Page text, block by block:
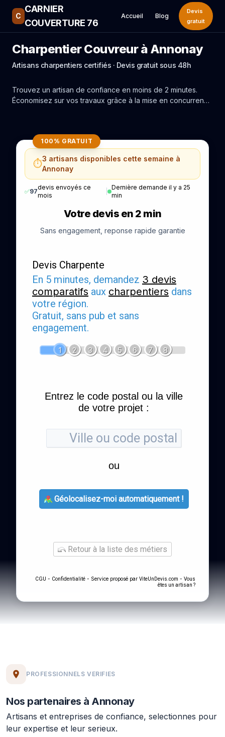
C
CARNIER
COUVERTURE 76
Accueil Blog
Devis
gratuit
Charpentier Couvreur à Annonay
Artisans charpentiers certifiés · Devis gratuit sous 48h
Trouvez un artisan de confiance en moins de 2 minutes.
Économisez sur vos travaux grâce à la mise en concurrence
100% GRATUIT
⏱️3 artisans disponibles cette semaine à
Annonay
✅97
devis envoyés ce
mois
Dernière demande il y a 25
min
Votre devis en 2 min
Sans engagement, reponse rapide garantie
Devis Charpente
En 5 minutes, demandez 3 devis
comparatifs aux charpentiers dans
votre région.
Gratuit, sans pub et sans
engagement.
1 2 3 4 5 6 7 8
Entrez le code postal ou la ville
de votre projet :
ou
Géolocalisez-moi automatiquement !
Retour à la liste des métiers
CGU - Confidentialité - Service proposé par ViteUnDevis.com - Vous
êtes un artisan ?
PROFESSIONNELS VERIFIES
Nos partenaires à Annonay
Artisans et entreprises de confiance, selectionnes pour
leur expertise et leur serieux.